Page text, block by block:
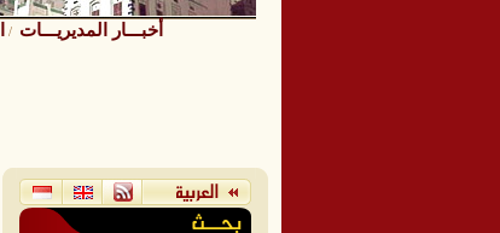
أخبـــار المديريـــات /